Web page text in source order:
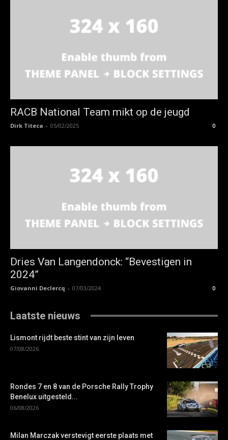
RACB National Team mikt op de jeugd
Dirk Titeca - 05/02/2025 0
Dries Van Langendonck: “Bevestigen in
2024”
Giovanni Declercq - 07/03/2024 0
Laatste nieuws
Lismont rijdt beste stint van zijn leven
07/08/2026
Rondes 7 en 8 van de Porsche Rally Trophy
Benelux uitgesteld...
06/08/2026
Milan Marczak verstevigt eerste plaats met